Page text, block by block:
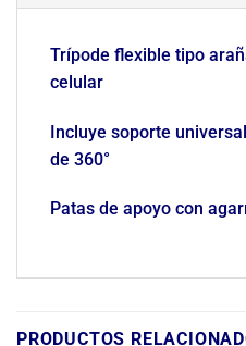
Trípode flexible tipo
celular
Incluye soporte
de 360°
Patas de apoyo con
PRODUCTOS